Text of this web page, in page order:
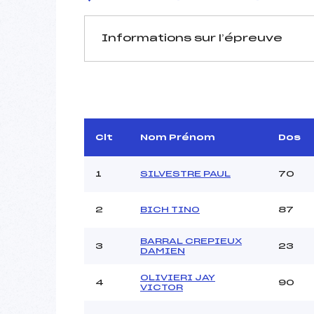
Informations sur l’épreuve
Arbitre :
Assistant :
MANCHE 1
Heure de départ :
Ouvreurs A :
Clt Nom Prénom Dos
1 SILVESTRE PAUL 70
2 BICH TINO 87
3
BARRAL CREPIEUX
DAMIEN
23
4
OLIVIERI JAY
VICTOR
90